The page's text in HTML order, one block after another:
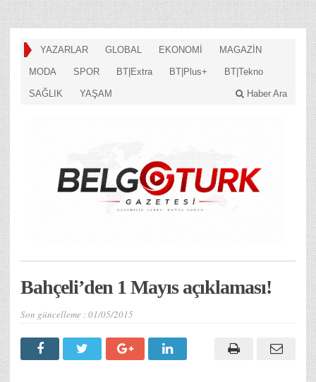
YAZARLAR GLOBAL EKONOMİ MAGAZİN
MODA SPOR BT|Extra BT|Plus+ BT|Tekno
SAĞLIK YAŞAM Haber Ara
Bahçeli’den 1 Mayıs açıklaması!
Son güncelleme :01/05/2015